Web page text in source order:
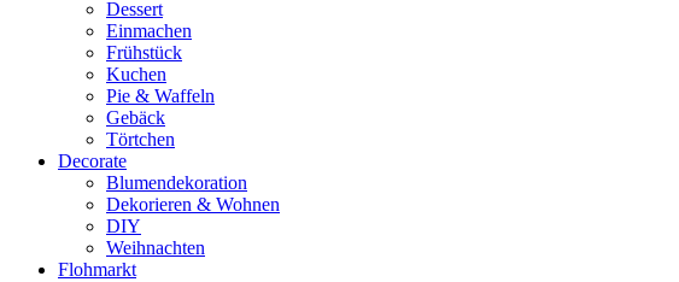
Dessert
Einmachen
Frühstück
Kuchen
Pie & Waffeln
Gebäck
Törtchen
Decorate
Blumendekoration
Dekorieren & Wohnen
DIY
Weihnachten
Flohmarkt